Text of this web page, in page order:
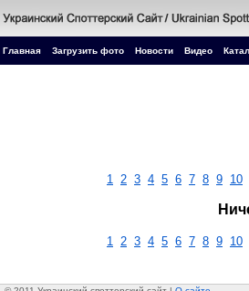
Главная Загрузить фото Новости Видео
1 2 3 4 5 6 7 8 9 10
1 2 3 4 5 6 7 8 9 10